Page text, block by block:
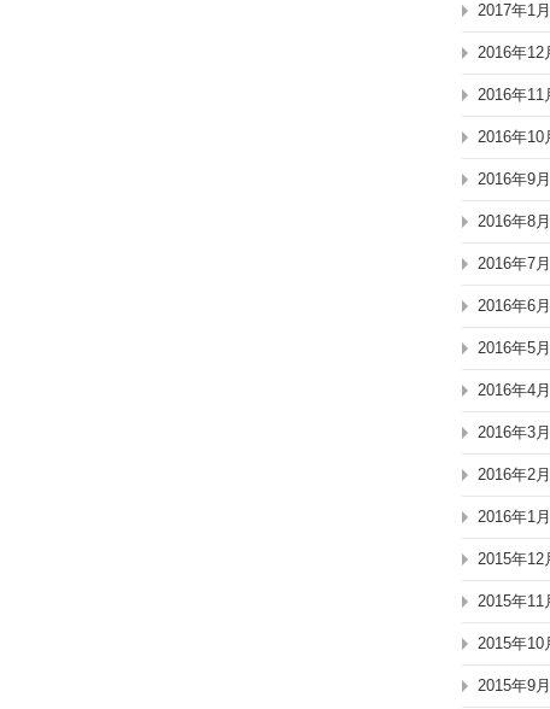
2017年1月
2016年12
2016年11
2016年10
2016年9月
2016年8月
2016年7月
2016年6月
2016年5月
2016年4月
2016年3月
2016年2月
2016年1月
2015年12
2015年11
2015年10
2015年9月